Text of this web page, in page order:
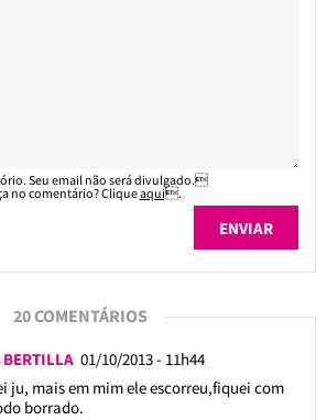
Seu email não será divulgado.
no comentário? Cliqueaqui.
20 COMENTÁRIOS
BERTILLA 01/10/2013 - 11h44
ju, mais em mim ele escorreu,fiquei com
borrado.